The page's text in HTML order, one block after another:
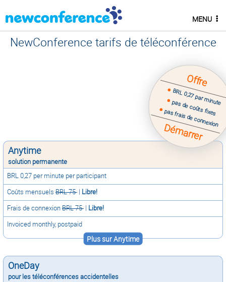
NewConference tarifs de téléconférence
Anytime
solution permanente
BRL 0,27 per minute per participant
Coûts mensuelsBRL 75| Libre!
Frais de connexionBRL 75| Libre!
Invoiced monthly, postpaid
Plus sur Anytime
Offre
BRL 0,27 par minute
pas de coûts fixes
pas frais de connexion
Démarrer
OneDay
pour les téléconférences accidentelles
MENU